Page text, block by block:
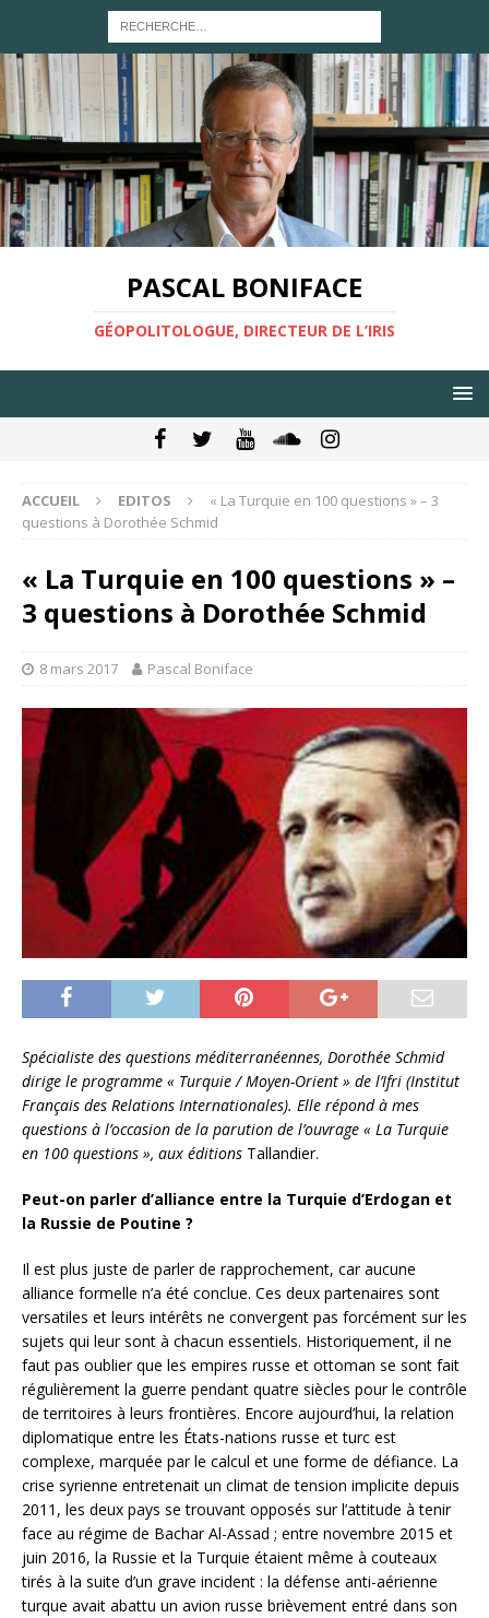
PASCAL BONIFACE
GÉOPOLITOLOGUE, DIRECTEUR DE L’IRIS
ACCUEIL EDITOS
« La Turquie en 100 questions » – 3
questions à Dorothée Schmid
« La Turquie en 100 questions » –
3 questions à Dorothée Schmid
8 mars 2017 Pascal Boniface
Spécialiste des questions méditerranéennes, Dorothée Schmid
dirige le programme « Turquie / Moyen-Orient » de l’Ifri (Institut
Français des Relations Internationales). Elle répond à mes
questions à l’occasion de la parution de l’ouvrage « La Turquie
en 100 questions », aux éditions Tallandier.
Peut-on parler d’alliance entre la Turquie d’Erdogan et
la Russie de Poutine ?
Il est plus juste de parler de rapprochement, car aucune
alliance formelle n’a été conclue. Ces deux partenaires sont
versatiles et leurs intérêts ne convergent pas forcément sur les
sujets qui leur sont à chacun essentiels. Historiquement, il ne
faut pas oublier que les empires russe et ottoman se sont fait
régulièrement la guerre pendant quatre siècles pour le contrôle
de territoires à leurs frontières. Encore aujourd’hui, la relation
diplomatique entre les États-nations russe et turc est
complexe, marquée par le calcul et une forme de défiance. La
crise syrienne entretenait un climat de tension implicite depuis
2011, les deux pays se trouvant opposés sur l’attitude à tenir
face au régime de Bachar Al-Assad ; entre novembre 2015 et
juin 2016, la Russie et la Turquie étaient même à couteaux
tirés à la suite d’un grave incident : la défense anti-aérienne
turque avait abattu un avion russe brièvement entré dans son